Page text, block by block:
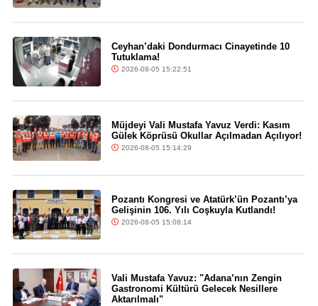
Ceyhan’daki Dondurmacı Cinayetinde 10
Tutuklama!
2026-08-05 15:22:51
Müjdeyi Vali Mustafa Yavuz Verdi: Kasım
Gülek Köprüsü Okullar Açılmadan Açılıyor!
2026-08-05 15:14:29
Pozantı Kongresi ve Atatürk’ün Pozantı’ya
Gelişinin 106. Yılı Coşkuyla Kutlandı!
2026-08-05 15:08:14
Vali Mustafa Yavuz: "Adana’nın Zengin
Gastronomi Kültürü Gelecek Nesillere
Aktarılmalı"